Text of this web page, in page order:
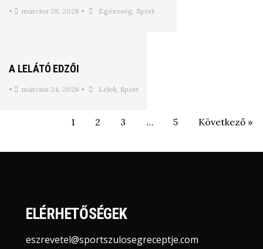
• március 28, 2026 • Egészség, Sport
A LELÁTÓ EDZŐI
• március 24, 2026 • Lélek, Sport
1 2 3 … 5 Következő »
ELÉRHETŐSÉGEK
eszrevetel@sportszulosegreceptje.com